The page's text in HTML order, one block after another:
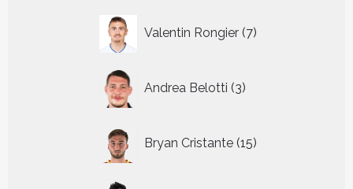
Valentin Rongier 7
producten
Andrea Belotti 3
producten
Bryan Cristante 15
producten